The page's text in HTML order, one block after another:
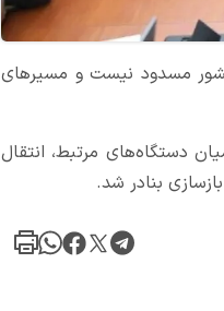
کشور مسدود نیست و مسیرهای
دستگاه‌های مرتبط، انتقال
بنادر شد.